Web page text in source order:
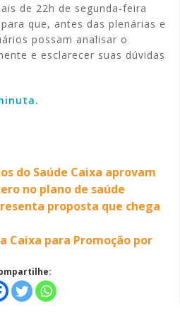
de 22h de segunda-feira
que, antes das plenárias e
possam analisar o
e esclarecer suas dúvidas
do Saúde Caixa aprovam
no plano de saúde
proposta que chega
Caixa para Promoção por